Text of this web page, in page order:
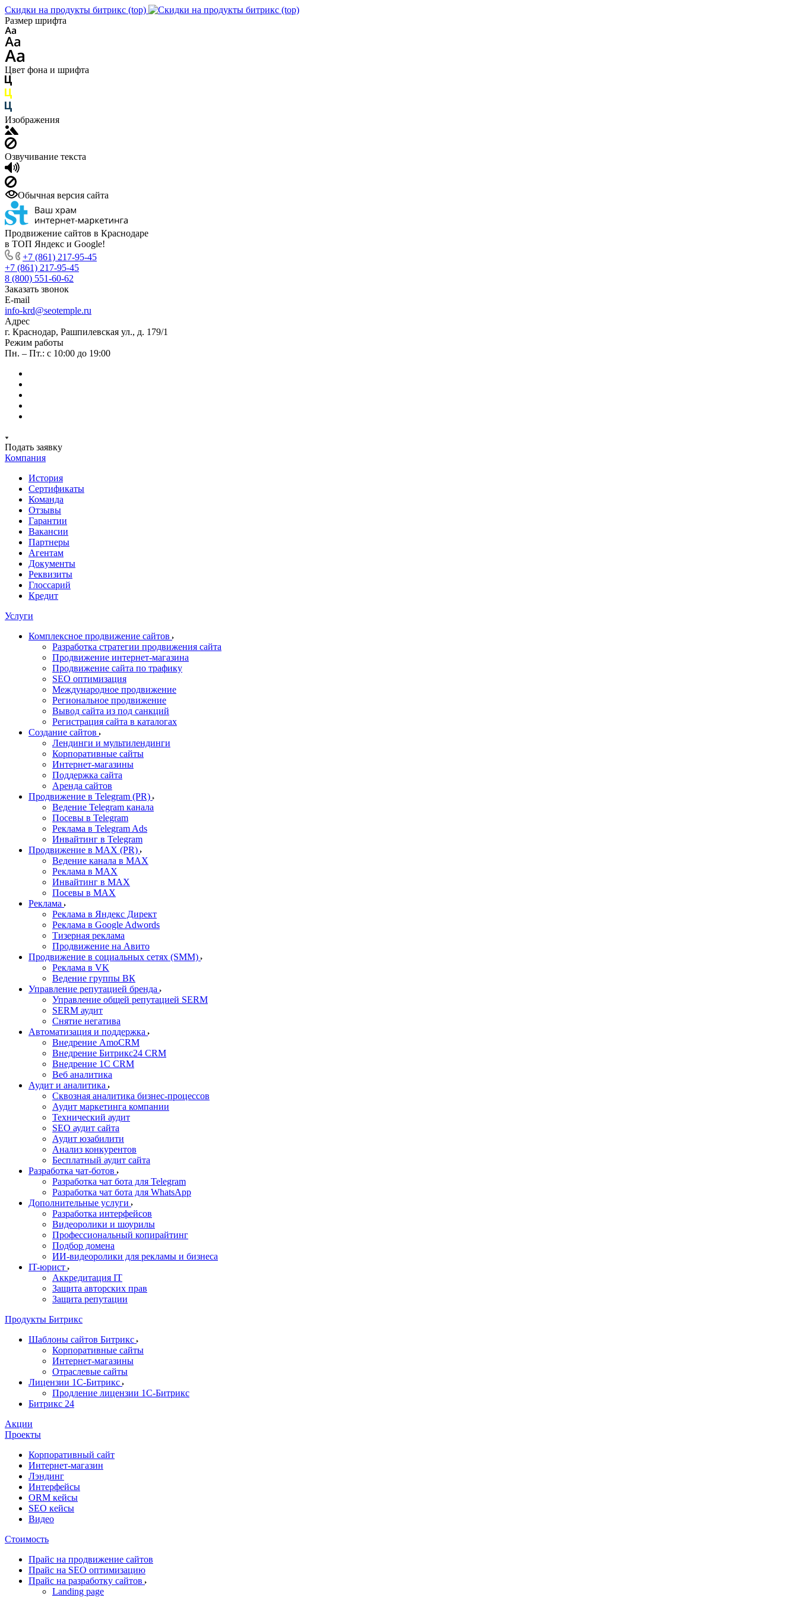
Скидки на продукты битрикс (top)
Размер шрифта
Цвет фона и шрифта
Изображения
Озвучивание текста
Обычная версия сайта
Продвижение сайтов в Краснодаре
в ТОП Яндекс и Google!
+7 (861) 217-95-45
+7 (861) 217-95-45
8 (800) 551-60-62
Заказать звонок
E-mail
info-krd@seotemple.ru
Адрес
г. Краснодар, Рашпилевская ул., д. 179/1
Режим работы
Пн. – Пт.: с 10:00 до 19:00
Подать заявку
Компания
История
Сертификаты
Команда
Отзывы
Гарантии
Вакансии
Партнеры
Агентам
Документы
Реквизиты
Глоссарий
Кредит
Услуги
Комплексное продвижение сайтов
Разработка стратегии продвижения сайта
Продвижение интернет-магазина
Продвижение сайта по трафику
SEO оптимизация
Международное продвижение
Региональное продвижение
Вывод сайта из под санкций
Регистрация сайта в каталогах
Создание сайтов
Лендинги и мультилендинги
Корпоративные сайты
Интернет-магазины
Поддержка сайта
Аренда сайтов
Продвижение в Telegram (PR)
Ведение Telegram канала
Посевы в Telegram
Реклама в Telegram Ads
Инвайтинг в Telegram
Продвижение в MAX (PR)
Ведение канала в MAX
Реклама в MAX
Инвайтинг в MAX
Посевы в MAX
Реклама
Реклама в Яндекс Директ
Реклама в Google Adwords
Тизерная реклама
Продвижение на Авито
Продвижение в социальных сетях (SMM)
Реклама в VK
Ведение группы ВК
Управление репутацией бренда
Управление общей репутацией SERM
SERM аудит
Снятие негатива
Автоматизация и поддержка
Внедрение AmoCRM
Внедрение Битрикс24 CRM
Внедрение 1C CRM
Веб аналитика
Аудит и аналитика
Сквозная аналитика бизнес-процессов
Аудит маркетинга компании
Технический аудит
SEO аудит сайта
Аудит юзабилити
Анализ конкурентов
Бесплатный аудит сайта
Разработка чат-ботов
Разработка чат бота для Telegram
Разработка чат бота для WhatsApp
Дополнительные услуги
Разработка интерфейсов
Видеоролики и шоурилы
Профессиональный копирайтинг
Подбор домена
ИИ-видеоролики для рекламы и бизнеса
IT-юрист
Аккредитация IT
Защита авторских прав
Защита репутации
Продукты Битрикс
Шаблоны сайтов Битрикс
Корпоративные сайты
Интернет-магазины
Отраслевые сайты
Лицензии 1С-Битрикс
Продление лицензии 1С-Битрикс
Битрикс 24
Акции
Проекты
Корпоративный сайт
Интернет-магазин
Лэндинг
Интерфейсы
ORM кейсы
SEO кейсы
Видео
Стоимость
Прайс на продвижение сайтов
Прайс на SEO оптимизацию
Прайс на разработку сайтов
Landing page